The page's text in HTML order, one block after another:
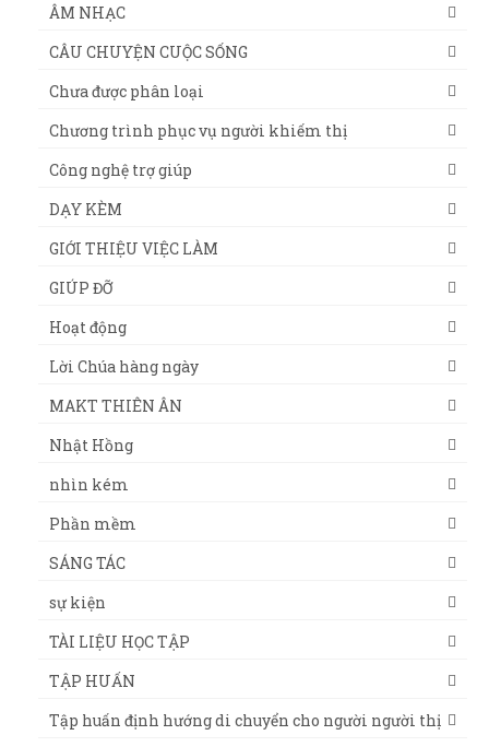
ÂM NHẠC
CÂU CHUYỆN CUỘC SỐNG
Chưa được phân loại
Chương trình phục vụ người khiếm thị
Công nghệ trợ giúp
DẠY KÈM
GIỚI THIỆU VIỆC LÀM
GIÚP ĐỠ
Hoạt động
Lời Chúa hàng ngày
MAKT THIÊN ÂN
Nhật Hồng
nhìn kém
Phần mềm
SÁNG TÁC
sự kiện
TÀI LIỆU HỌC TẬP
TẬP HUẤN
Tập huấn định hướng di chuyển cho người người thị